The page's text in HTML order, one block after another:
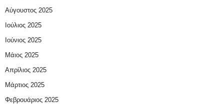
Αύγουστος 2025
Ιούλιος 2025
Ιούνιος 2025
Μάιος 2025
Απρίλιος 2025
Μάρτιος 2025
Φεβρουάριος 2025